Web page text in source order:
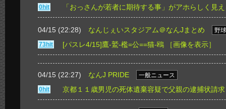
0hit
「おっさんが若者に期待する事」がアホらしく見
04/15 (22:28) なんじぇいスタジアム＠なんJまとめ
野
73hit
[パスレ4/15]鷹-鷲-檻=公==猫-鴎 ［画像を表示］
04/15 (22:27) なんJ PRIDE
一般ニュース
0hit
京都１１歳男児の死体遺棄容疑で父親の逮捕状請求